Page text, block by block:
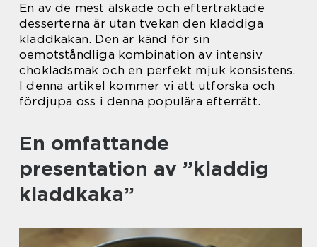
En av de mest älskade och eftertraktade
desserterna är utan tvekan den kladdiga
kladdkakan. Den är känd för sin
oemotståndliga kombination av intensiv
chokladsmak och en perfekt mjuk konsistens.
I denna artikel kommer vi att utforska och
fördjupa oss i denna populära efterrätt.
En omfattande
presentation av ”kladdig
kladdkaka”